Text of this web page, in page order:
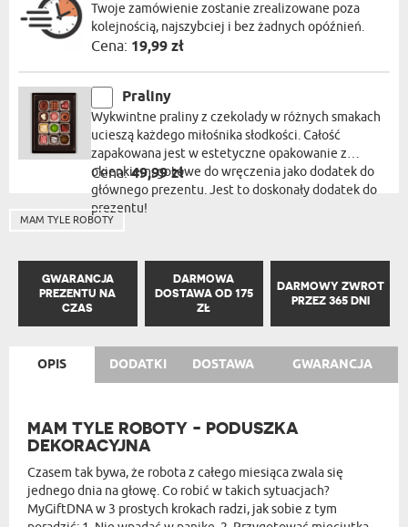
Twoje zamówienie zostanie zrealizowane poza
kolejnością, najszybciej i bez żadnych opóźnień.
Cena: 19,99 zł
Praliny
Wykwintne praliny z czekolady w różnych smakach
ucieszą każdego miłośnika słodkości. Całość
zapakowana jest w estetyczne opakowanie z
okienkiem, gotowe do wręczenia jako dodatek do
głównego prezentu. Jest to doskonały dodatek do
prezentu!
Cena:49,99 zł
MAM TYLE ROBOTY
GWARANCJA
PREZENTU NA
CZAS
DARMOWA
DOSTAWA OD 175
ZŁ
DARMOWY ZWROT
PRZEZ 365 DNI
OPIS DODATKI DOSTAWA GWARANCJA
MAM TYLE ROBOTY - PODUSZKA
DEKORACYJNA
Czasem tak bywa, że robota z całego miesiąca zwala się
jednego dnia na głowę. Co robić w takich sytuacjach?
MyGiftDNA w 3 prostych krokach radzi, jak sobie z tym